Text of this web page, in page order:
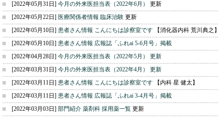
[2022年05月31日] 今月の外来医担当表（2022年6月）
更新
[2022年05月22日] 医療関係者情報 臨床治験 更新
[2022年05月10日] 患者さん情報 こんにちは診察室です 【消化器内科 荒川典之
[2022年05月10日] 患者さん情報 広報誌「ふれai 5-6月号」掲載
[2022年04月28日] 今月の外来医担当表（2022年5月） 更新
[2022年03月31日] 今月の外来医担当表（2022年4月） 更新
[2022年03月11日] 患者さん情報 こんにちは診察室です 【内科 星 健太】
[2022年03月11日] 患者さん情報 広報誌「ふれai 3-4月号」掲載
[2022年03月03日] 部門紹介 薬剤科 採用薬一覧 更新